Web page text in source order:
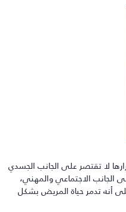
لا تقتصر على الجانب الجسدي
الاجتماعي والمهني،
أنه تدمر حياة المريض بشكل